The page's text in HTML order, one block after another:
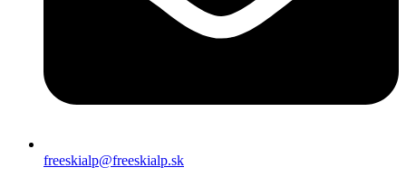
freeskialp@freeskialp.sk